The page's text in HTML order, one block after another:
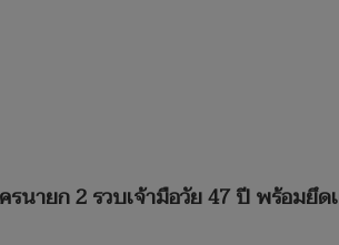
ายก 2 รวบเจ้ามือวัย 47 ปี พร้อมยึด